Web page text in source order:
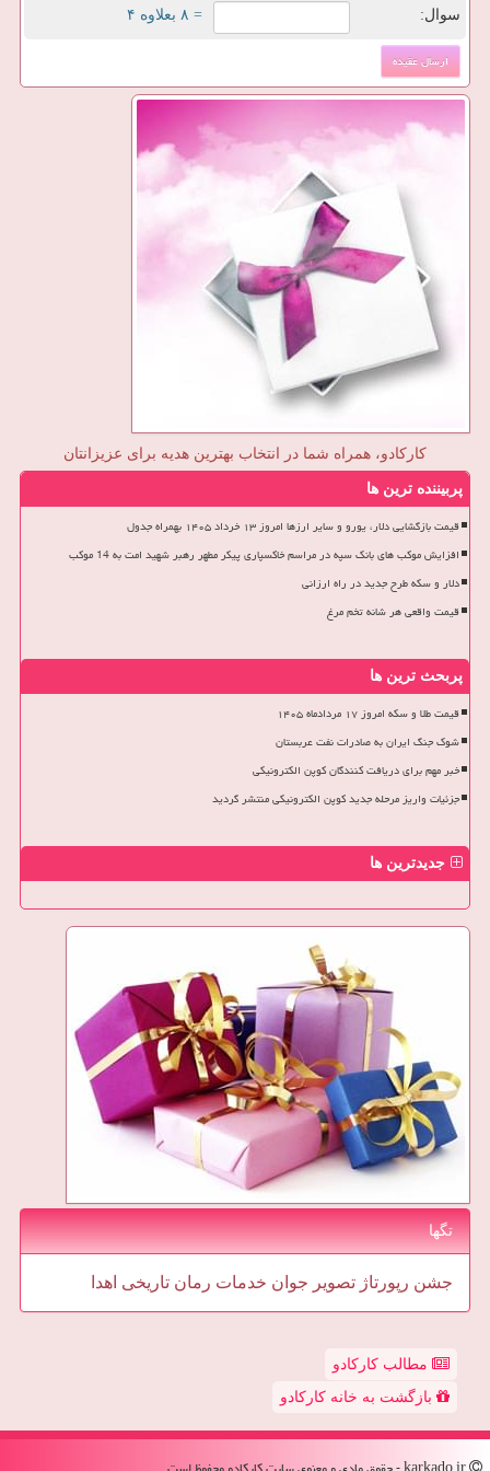
سوال: = ۸ بعلاوه ۴
کارکادو، همراه شما در انتخاب بهترین هدیه برای عزیزانتان
پربیننده ترین ها
قیمت بازگشایی دلار، یورو و سایر ارزها امروز ۱۳ خرداد ۱۴۰۵ بهمراه جدول
افزایش موکب های بانک سپه در مراسم خاکسپاری پیکر مطهر رهبر شهید امت به 14 موکب
دلار و سکه طرح جدید در راه ارزانی
قیمت واقعی هر شانه تخم مرغ
پربحث ترین ها
قیمت طلا و سکه امروز ۱۷ مردادماه ۱۴۰۵
شوک جنگ ایران به صادرات نفت عربستان
خبر مهم برای دریافت کنندگان کوپن الکترونیکی
جزئیات واریز مرحله جدید کوپن الکترونیکی منتشر گردید
جدیدترین ها
تگها
جشن رپورتاژ تصویر جوان خدمات رمان تاریخی اهدا
مطالب کارکادو
بازگشت به خانه کارکادو